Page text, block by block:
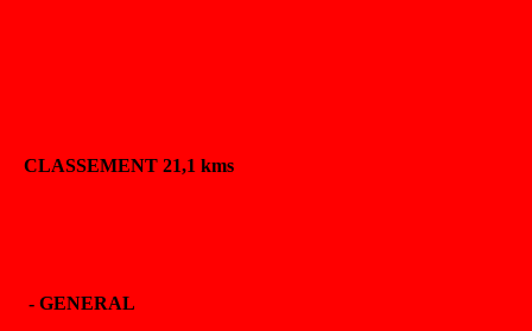
CLASSEMENT 21,1 kms
- GENERAL